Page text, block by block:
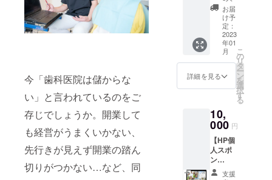
今「歯科医院は儲からな
い」と言われているのをご
存じでしょうか。開業して
も経営がうまくいかない、
先行きが見えず開業の踏ん
切りがつかない…など、同
という大ベ
ストセラー
と出会い夢
中で読み耽
メモし書い
を実行し、
過去の何倍
もの売上を
伸ばすこと
に成功。
リンク
をお送
りしま
す。 ※
電子書
籍は自
費出版
です。
書籍
『成功
したい
なら前
へ進
め！歯
科医院
で成長
し続け
るノウ
決定
版』を1
冊お届
けしま
す。 ②
電子書
籍の個
お届
け予
定：
2023
年01
月
詳細を見る
こ
の
リ
タ
ー
ン
を
選
択
す
る
10,
000 円
【HP個
人スポ
ン
サー】
支援